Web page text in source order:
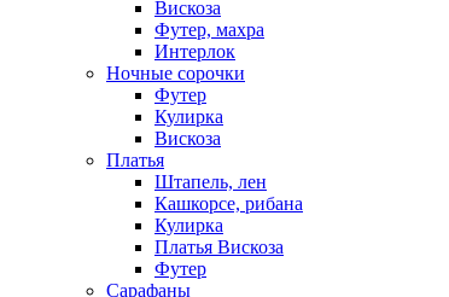
Вискоза
Футер, махра
Интерлок
Ночные сорочки
Футер
Кулирка
Вискоза
Платья
Штапель, лен
Кашкорсе, рибана
Кулирка
Платья Вискоза
Футер
Сарафаны